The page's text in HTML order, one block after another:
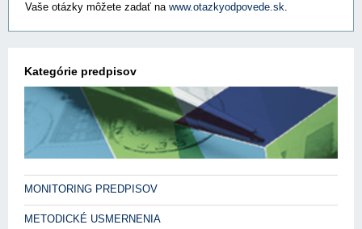
Vaše otázky môžete zadať na www.otazkyodpovede.sk.
Kategórie predpisov
MONITORING PREDPISOV
METODICKÉ USMERNENIA